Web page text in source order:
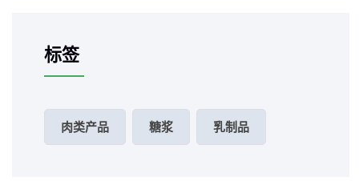
标签
肉类产品 糖浆 乳制品